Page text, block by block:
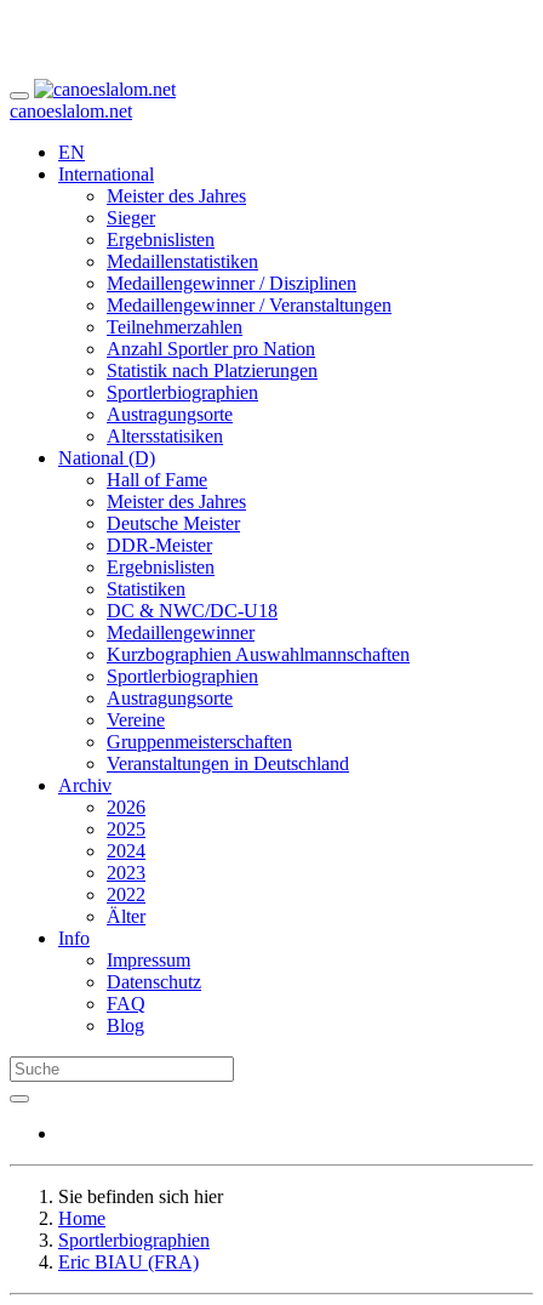
canoeslalom.net
EN
International
Meister des Jahres
Sieger
Ergebnislisten
Medaillenstatistiken
Medaillengewinner / Disziplinen
Medaillengewinner / Veranstaltungen
Teilnehmerzahlen
Anzahl Sportler pro Nation
Statistik nach Platzierungen
Sportlerbiographien
Austragungsorte
Altersstatisiken
National (D)
Hall of Fame
Meister des Jahres
Deutsche Meister
DDR-Meister
Ergebnislisten
Statistiken
DC & NWC/DC-U18
Medaillengewinner
Kurzbographien Auswahlmannschaften
Sportlerbiographien
Austragungsorte
Vereine
Gruppenmeisterschaften
Veranstaltungen in Deutschland
Archiv
2026
2025
2024
2023
2022
Älter
Info
Impressum
Datenschutz
FAQ
Blog
Sie befinden sich hier
Home
Sportlerbiographien
Eric BIAU (FRA)